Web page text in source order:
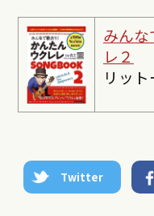
みん
レ２
リッ
Twitter